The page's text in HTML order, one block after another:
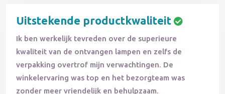
Uitstekende productkwaliteit
Ik ben werkelijk tevreden over de superieure
kwaliteit van de ontvangen lampen en zelfs de
verpakking overtrof mijn verwachtingen. De
winkelervaring was top en het bezorgteam was
zonder meer vriendelijk en behulpzaam.